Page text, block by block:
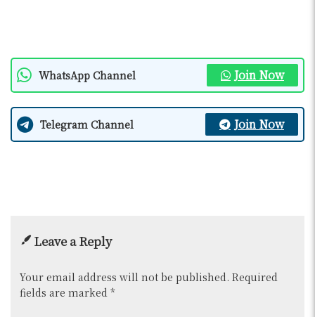
WhatsApp Channel Join Now
Telegram Channel Join Now
Leave a Reply
Your email address will not be published. Required
fields are marked *